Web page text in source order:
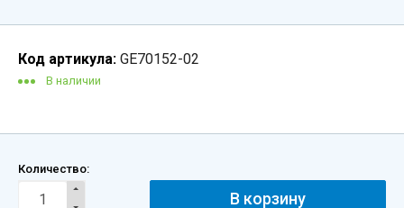
Код артикула: GE70152-02
В наличии
Количество: